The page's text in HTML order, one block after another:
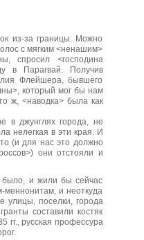
из-за границы. Можно
с мягким <ненашим>
спросил <господина
в Парагвай. Получив
Флейшера, бывшего
который мог бы нам
ж, <наводка> была как
джунглях города, не
нелегкая в эти края. И
(и для нас это должно
они отстояли и
и жили бы сейчас
меннонитам, и неоткуда
улицы, поселки, города
составили костяк
гг., русская профессура